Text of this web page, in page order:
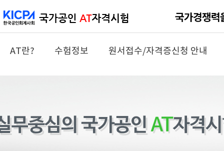
AT란? 수험정보 원서접수/자격증신청 안내